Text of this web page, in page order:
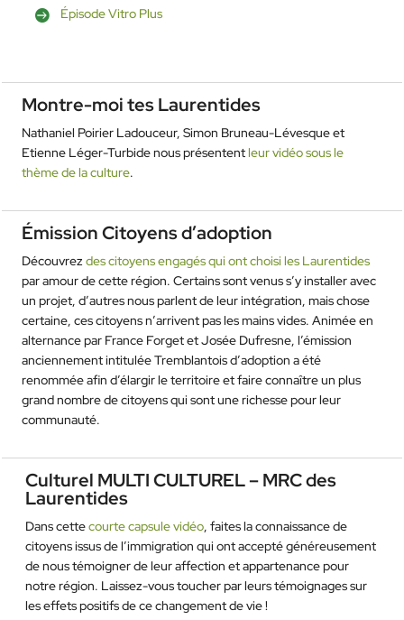
Épisode Vitro Plus
Montre-moi tes Laurentides
Nathaniel Poirier Ladouceur, Simon Bruneau-Lévesque et
Etienne Léger-Turbide nous présententleur vidéo sous le
thème de la culture.
Émission Citoyens d’adoption
Découvrezdes citoyens engagés qui ont choisi les Laurentides
par amour de cette région. Certains sont venus s’y installer avec
un projet, d’autres nous parlent de leur intégration, mais chose
certaine, ces citoyens n’arrivent pas les mains vides. Animée en
alternance par France Forget et Josée Dufresne, l’émission
anciennement intitulée Tremblantois d’adoption a été
renommée afin d’élargir le territoire et faire connaître un plus
grand nombre de citoyens qui sont une richesse pour leur
communauté.
Culturel MULTI CULTUREL – MRC des
Laurentides
Dans cettecourte capsule vidéo, faites la connaissance de
citoyens issus de l’immigration qui ont accepté généreusement
de nous témoigner de leur affection et appartenance pour
notre région. Laissez-vous toucher par leurs témoignages sur
les effets positifs de ce changement de vie !